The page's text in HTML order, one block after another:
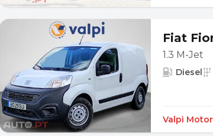
Fiat
1.3 M-Jet
Diesel
Valpi Motor